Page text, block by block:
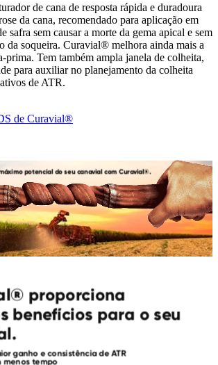
de cana de resposta rápida e duradoura
da cana, recomendado para aplicação em
safra sem causar a morte da gema apical e sem
da soqueira. Curavial® melhora ainda mais a
prima. Tem também ampla janela de colheita,
para auxiliar no planejamento da colheita
de ATR.
de Curavial®